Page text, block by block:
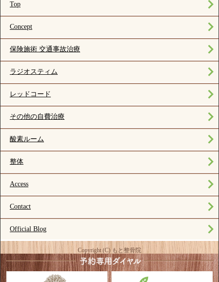
Top
Concept
保険施術 交通事故治療
ラジオスティム
レッドコード
その他の自費治療
酸素ルーム
整体
Access
Contact
Official Blog
Copyright (C) もと整骨院